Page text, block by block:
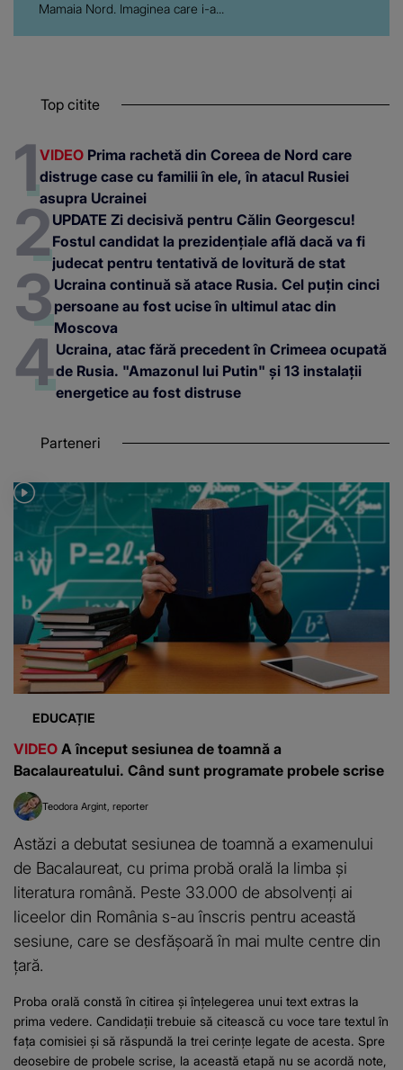
Mamaia Nord. Imaginea care i-a...
Top citite
VIDEO Prima rachetă din Coreea de Nord care
distruge case cu familii în ele, în atacul Rusiei
asupra Ucrainei
UPDATE Zi decisivă pentru Călin Georgescu!
Fostul candidat la prezidențiale află dacă va fi
judecat pentru tentativă de lovitură de stat
Ucraina continuă să atace Rusia. Cel puțin cinci
persoane au fost ucise în ultimul atac din
Moscova
Ucraina, atac fără precedent în Crimeea ocupată
de Rusia. "Amazonul lui Putin" și 13 instalații
energetice au fost distruse
Parteneri
EDUCAȚIE
VIDEO A început sesiunea de toamnă a
Bacalaureatului. Când sunt programate probele scrise
Teodora Argint reporter
Astăzi a debutat sesiunea de toamnă a examenului
de Bacalaureat, cu prima probă orală la limba și
literatura română. Peste 33.000 de absolvenți ai
liceelor din România s-au înscris pentru această
sesiune, care se desfășoară în mai multe centre din
țară.
Proba orală constă în citirea și înțelegerea unui text extras la
prima vedere. Candidații trebuie să citească cu voce tare textul în
fața comisiei și să răspundă la trei cerințe legate de acesta. Spre
deosebire de probele scrise, la această etapă nu se acordă note,